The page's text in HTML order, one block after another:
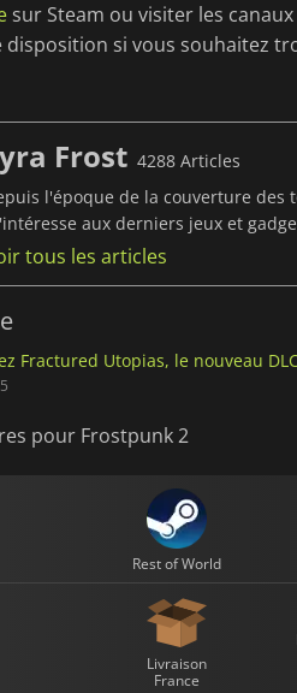
sur Steam ou visiter les
disposition si vous souhaitez
Frost 4288 Articles
l'époque de la couverture des
aux derniers jeux et
tous les articles
Fractured Utopias, le nouveau
pour Frostpunk 2
Rest of World
Livraison
France